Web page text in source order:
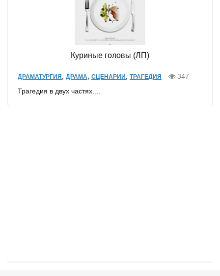
Куриные головы (ЛП)
ДРАМАТУРГИЯ ДРАМА СЦЕНАРИИ ТРАГЕДИЯ
347
Трагедия в двух частях....